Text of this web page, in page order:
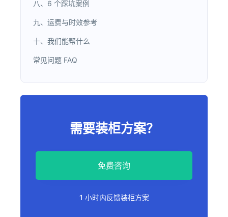
八、6 个踩坑案例
九、运费与时效参考
十、我们能帮什么
常见问题 FAQ
需要装柜方案？
免费咨询
1 小时内反馈装柜方案